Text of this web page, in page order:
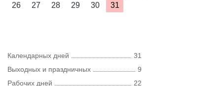
26
27 28 29 30 31
Календарных дней
31
Выходных и праздничных
9
Рабочих дней
22